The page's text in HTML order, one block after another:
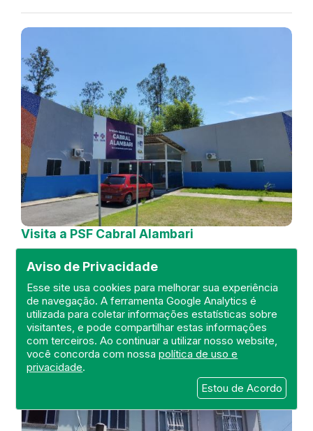
Aviso de Privacidade
Esse site usa cookies para melhorar sua experiência
de navegação. A ferramenta Google Analytics é
utilizada para coletar informações estatísticas sobre
visitantes, e pode compartilhar estas informações
com terceiros. Ao continuar a utilizar nosso website,
você concorda com nossapolítica de uso e
privacidade.
Estou de Acordo
Visita a PSF Cabral Alambari
FISCALIZAÇÃO DEFIS
RESENDE
REGIÃO MEDIO PARAÍBA
UNIDADE BÁSICA DE SAÚDE
ATO MÉDICO